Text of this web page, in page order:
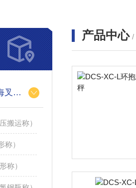
特殊电子秤（上海叉车秤）
搬运称）
称）
称）
产品中心 /